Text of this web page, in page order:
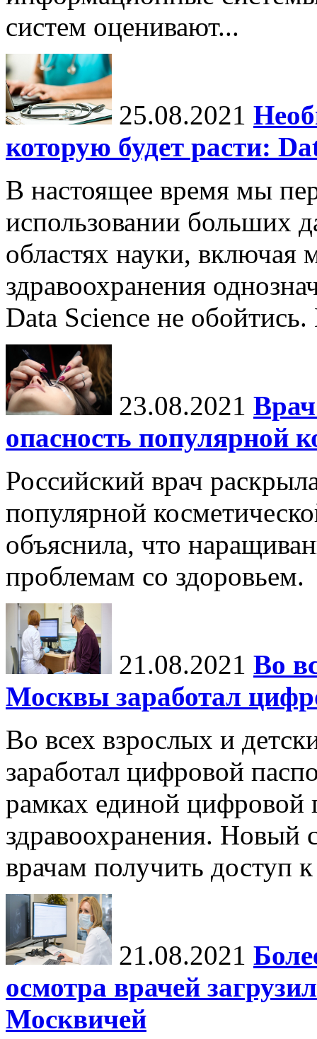
систем оценивают...
25.08.2021
которую будет расти:
В настоящее время мы
использовании больших
областях науки, включая
здравоохранения
Data Science не
23.08.2021
опасность популярной
Российский врач
популярной
объяснила, что
проблемам со здоровьем.
21.08.2021 Во
Москвы заработал
Во всех взрослых и
заработал цифровой
рамках единой цифровой
здравоохранения. Новый
врачам получить доступ
21.08.2021
осмотра врачей
Москвичей